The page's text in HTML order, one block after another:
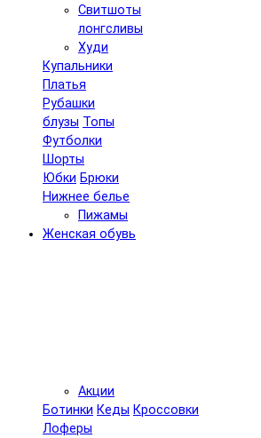
Свитшоты
лонгсливы
Худи
Купальники
Платья
Рубашки
блузы Топы
Футболки
Шорты
Юбки Брюки
Нижнее белье
Пижамы
Женская обувь
Акции
Ботинки Кеды Кроссовки
Лоферы